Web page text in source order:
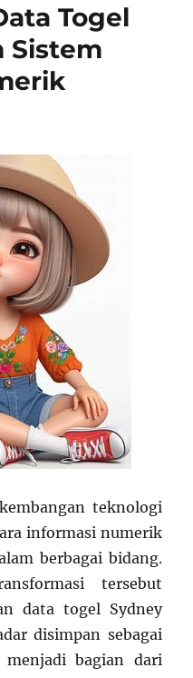
Togel
Sistem
teknologi
informasi numerik
berbagai bidang.
tersebut
data togel Sydney
disimpan sebagai
bagian dari